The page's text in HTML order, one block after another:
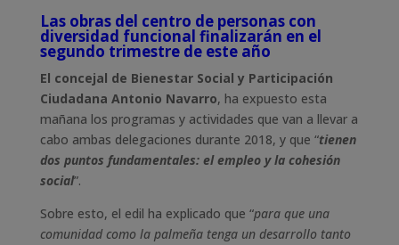
Las obras del centro de personas con
diversidad funcional finalizarán en el
segundo trimestre de este año
El concejal de Bienestar Social y Participación
Ciudadana Antonio Navarro, ha expuesto esta
mañana los programas y actividades que van a llevar a
cabo ambas delegaciones durante 2018, y que “tienen
dos puntos fundamentales: el empleo y la cohesión
social”.
Sobre esto, el edil ha explicado que “para que una
comunidad como la palmeña tenga un desarrollo tanto